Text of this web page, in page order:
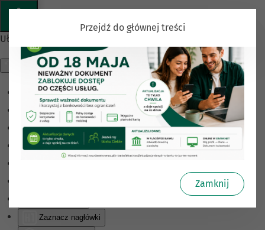
Ułatwienia dostępu
Odwróć kolory
Monochromatyczny
Ciemny kontrast
Jasny kontrast
Zaznacz nagłówki
Przejdź do głównej treści
Zamknij